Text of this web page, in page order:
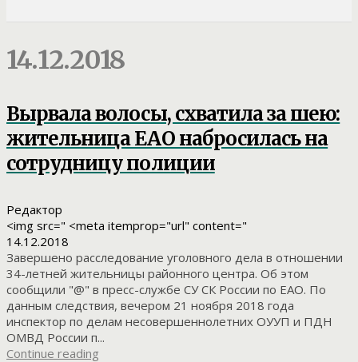
14.12.2018
Вырвала волосы, схватила за шею:
жительница ЕАО набросилась на
сотрудницу полиции
Редактор
<img src=" <meta itemprop="url" content="
14.12.2018
Завершено расследование уголовного дела в отношении
34-летней жительницы районного центра. Об этом
сообщили "@" в пресс-службе СУ СК России по ЕАО. По
данным следствия, вечером 21 ноября 2018 года
инспектор по делам несовершеннолетних ОУУП и ПДН
ОМВД России п...
Continue reading